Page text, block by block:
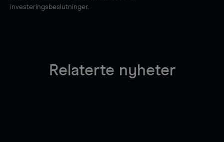
investeringsbeslutninger.
Relaterte nyheter